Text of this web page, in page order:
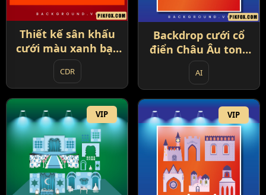
Thiết kế sân khấu
cưới màu xanh bạc
hà (92)
CDR
Backdrop cưới cổ
điển Châu Âu tone
vàng kem (93)
AI
VIP VIP